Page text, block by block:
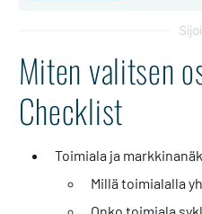
Miten valitsen
Checklist
Toimiala ja
Millä toimialalla